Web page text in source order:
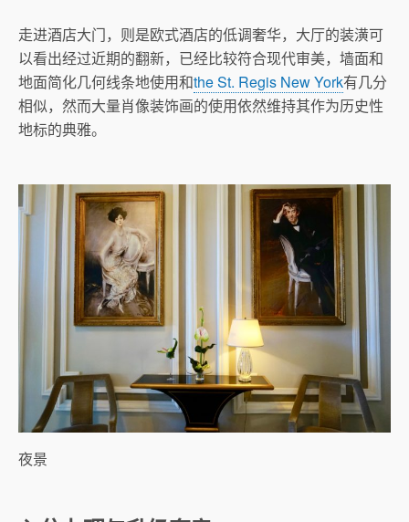
走进酒店大门，则是欧式酒店的低调奢华，大厅的装潢可
以看出经过近期的翻新，已经比较符合现代审美，墙面和
地面简化几何线条地使用和the St. Regis New York有几分
相似，然而大量肖像装饰画的使用依然维持其作为历史性
地标的典雅。
夜景